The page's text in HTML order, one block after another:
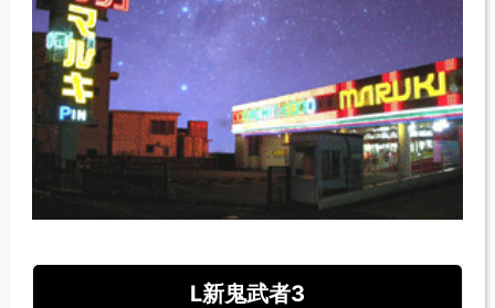
L新鬼武者3